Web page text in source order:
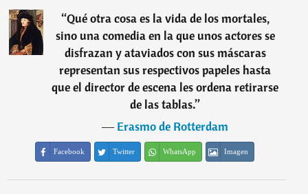
“Qué otra cosa es la vida de los mortales,
sino una comedia en la que unos actores se
disfrazan y ataviados con sus máscaras
representan sus respectivos papeles hasta
que el director de escena les ordena retirarse
de las tablas.”
―Erasmo de Rotterdam
Facebook Twitter WhatsApp Imagen